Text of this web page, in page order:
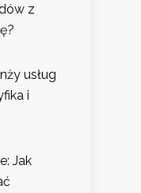
z
usług
i
Jak